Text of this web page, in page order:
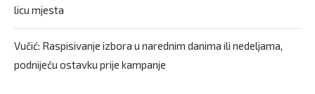
licu mjesta
Vučić: Raspisivanje izbora u narednim danima ili nedeljama,
podnijeću ostavku prije kampanje